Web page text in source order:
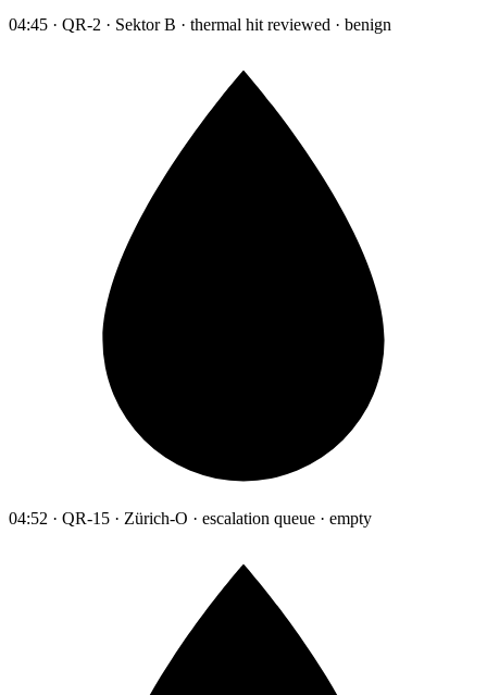
04:45 · QR-2 · Sektor B · thermal hit reviewed · benign
04:52 · QR-15 · Zürich-O · escalation queue · empty